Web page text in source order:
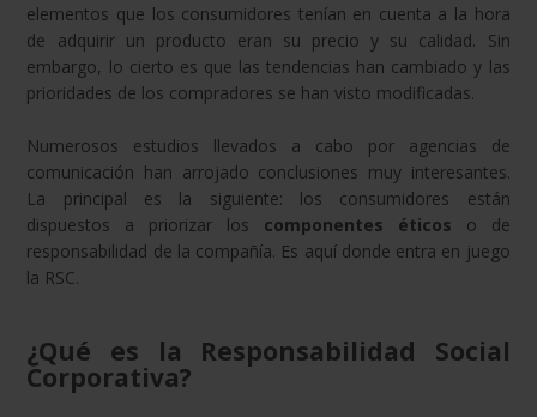
elementos que los consumidores tenían en cuenta a la hora
de adquirir un producto eran su precio y su calidad. Sin
embargo, lo cierto es que las tendencias han cambiado y las
prioridades de los compradores se han visto modificadas.
Numerosos estudios llevados a cabo por agencias de
comunicación han arrojado conclusiones muy interesantes.
La principal es la siguiente: los consumidores están
dispuestos a priorizar los componentes éticos o de
responsabilidad de la compañía. Es aquí donde entra en juego
la RSC.
¿Qué es la Responsabilidad Social
Corporativa?